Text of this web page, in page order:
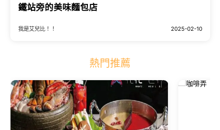
鐵站旁的美味麵包店
我是艾兒比！！ 2025-02-10
熱門推薦